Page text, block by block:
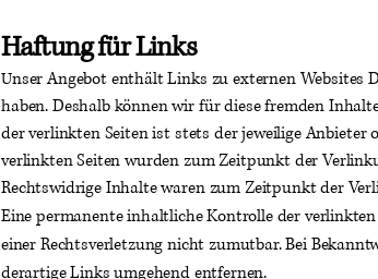
Haftung für Links
Unser Angebot enthält Links zu externen
haben. Deshalb können wir für diese fremden
der verlinkten Seiten ist stets der jeweilige Anbieter
verlinkten Seiten wurden zum Zeitpunkt der
Rechtswidrige Inhalte waren zum Zeitpunkt der
Eine permanente inhaltliche Kontrolle der
einer Rechtsverletzung nicht zumutbar. Bei
derartige Links umgehend entfernen.